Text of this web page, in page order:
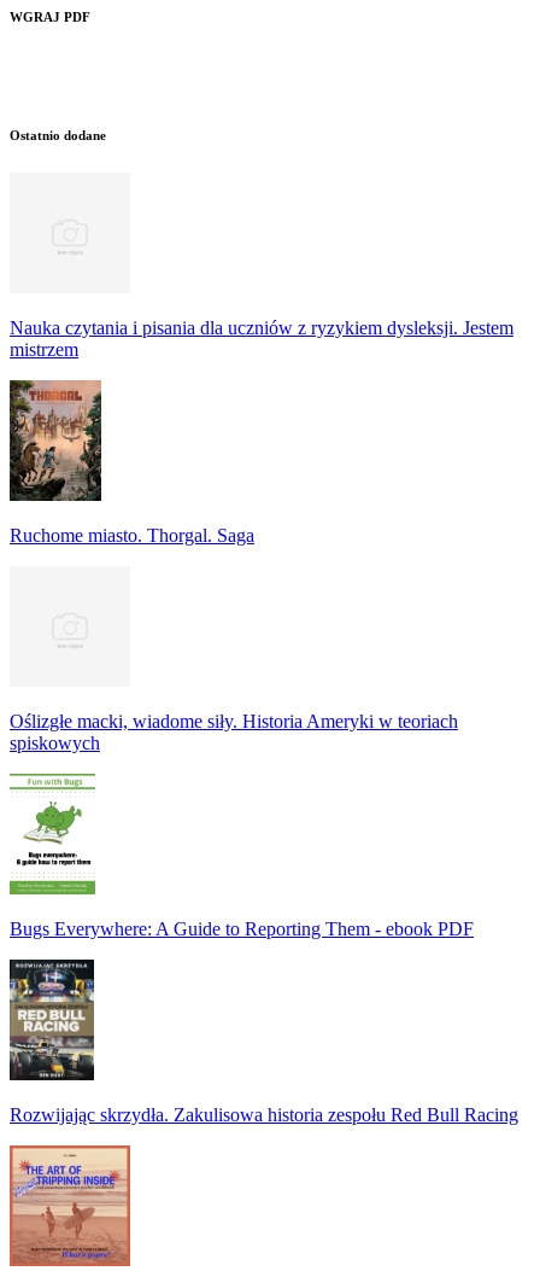
WGRAJ PDF
Ostatnio dodane
Nauka czytania i pisania dla uczniów z ryzykiem dysleksji. Jestem
mistrzem
Ruchome miasto. Thorgal. Saga
Oślizgłe macki, wiadome siły. Historia Ameryki w teoriach
spiskowych
Bugs Everywhere: A Guide to Reporting Them - ebook PDF
Rozwijając skrzydła. Zakulisowa historia zespołu Red Bull Racing